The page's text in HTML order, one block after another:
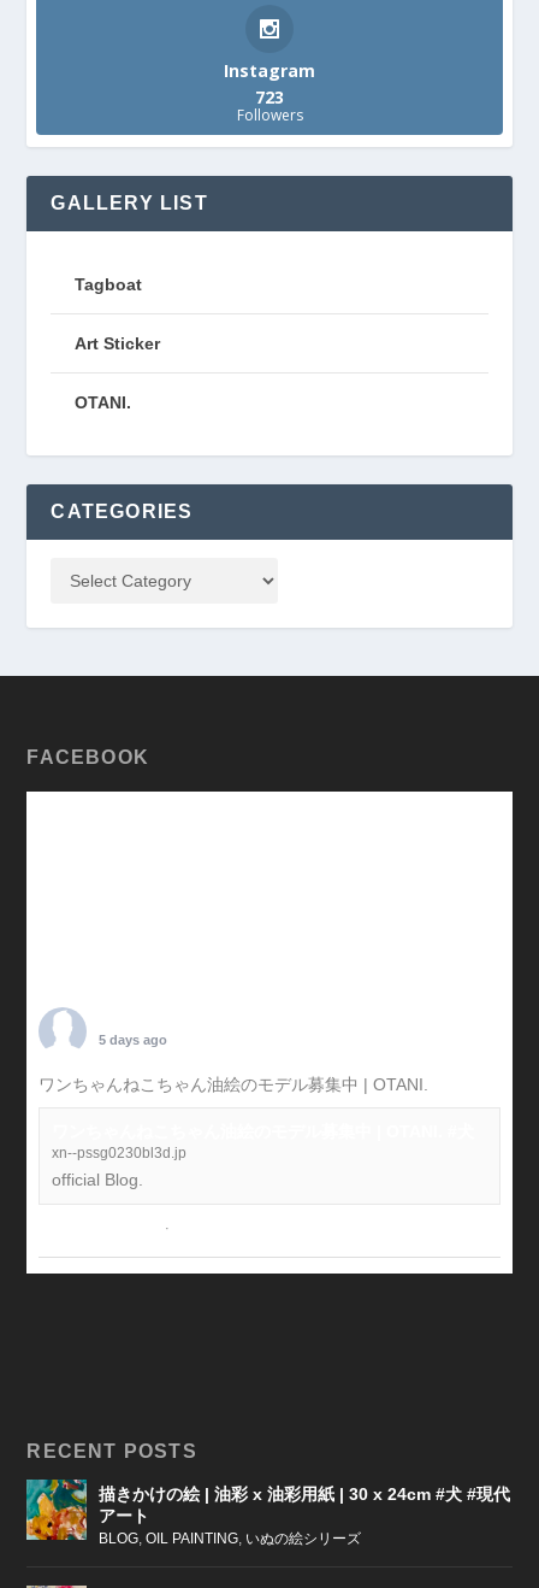
Instagram
723
Followers
GALLERY LIST
Tagboat
Art Sticker
OTANI.
CATEGORIES
FACEBOOK
5 days ago
ワンちゃんねこちゃん油絵のモデル募集中 | OTANI.
xn--pssg0230bl3d.jp
official Blog.
·
RECENT POSTS
描きかけの絵 | 油彩 x 油彩用紙 | 30 x 24cm #犬 #現代
アート
BLOG ,OIL PAINTING いぬの絵シリーズ